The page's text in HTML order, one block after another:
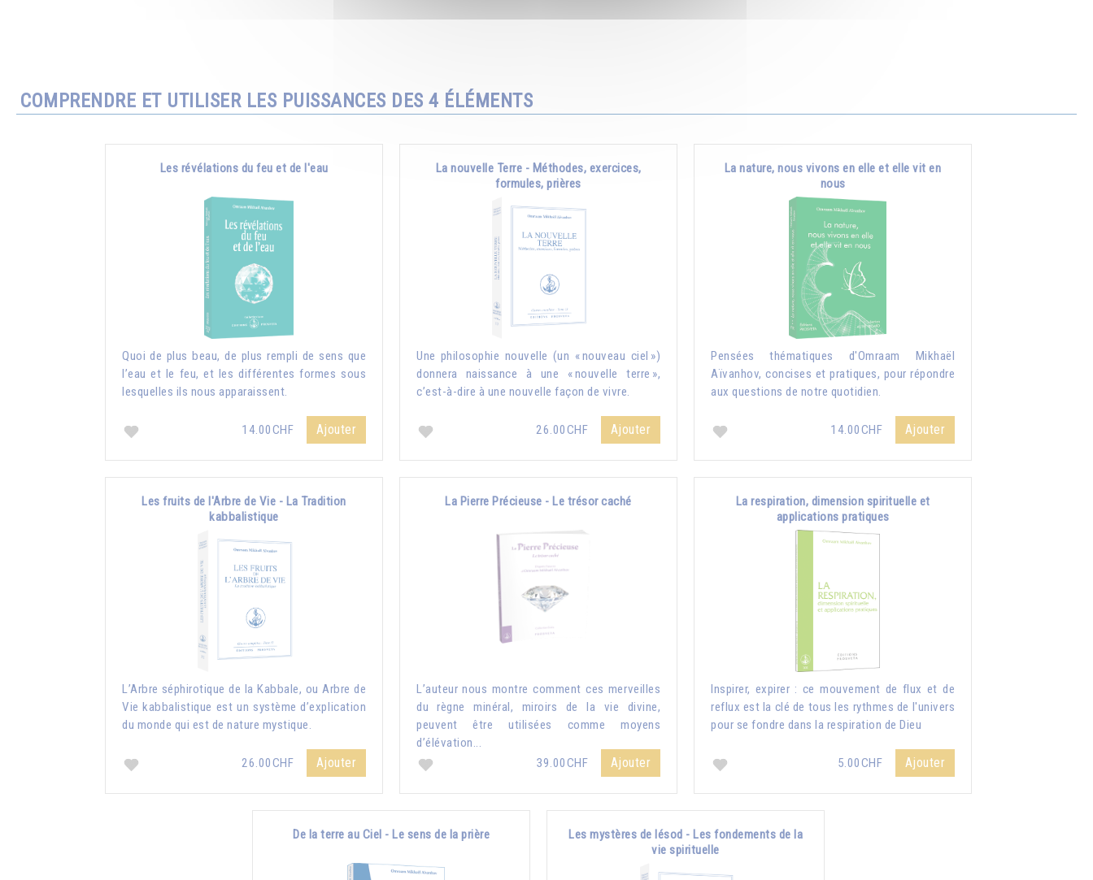
COMPRENDRE ET UTILISER LES PUISSANCES DES 4 ÉLÉMENTS
Les révélations du feu et de l'eau
Quoi de plus beau, de plus rempli de sens que
l’eau et le feu, et les différentes formes sous
lesquelles ils nous apparaissent.
14.00CHF Ajouter
La nouvelle Terre - Méthodes, exercices,
formules, prières
Une philosophie nouvelle (un « nouveau ciel »)
donnera naissance à une « nouvelle terre »,
c’est-à-dire à une nouvelle façon de vivre.
26.00CHF Ajouter
La nature, nous vivons en elle et elle vit en
nous
Pensées thématiques d'Omraam Mikhaël
Aïvanhov, concises et pratiques, pour répondre
aux questions de notre quotidien.
14.00CHF Ajouter
Les fruits de l'Arbre de Vie - La Tradition
kabbalistique
L’Arbre séphirotique de la Kabbale, ou Arbre de
Vie kabbalistique est un système d’explication
du monde qui est de nature mystique.
26.00CHF Ajouter
La Pierre Précieuse - Le trésor caché
L’auteur nous montre comment ces merveilles
du règne minéral, miroirs de la vie divine,
peuvent être utilisées comme moyens
d’élévation...
39.00CHF
Ajouter
La respiration, dimension spirituelle et
applications pratiques
Inspirer, expirer : ce mouvement de flux et de
reflux est la clé de tous les rythmes de l'univers
pour se fondre dans la respiration de Dieu
5.00CHF Ajouter
De la terre au Ciel - Le sens de la prière
Les mystères de Iésod - Les fondements de la
vie spirituelle